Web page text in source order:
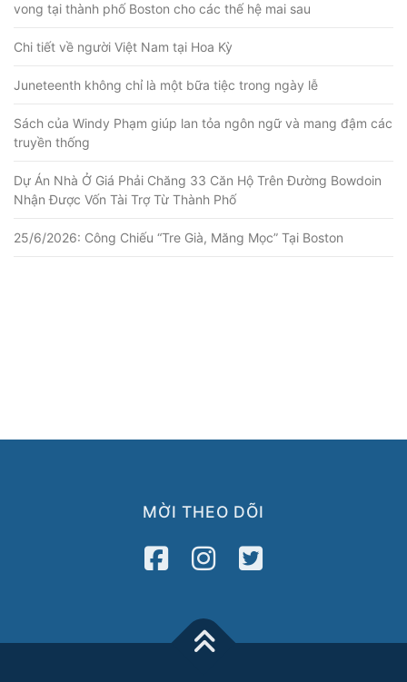
vong tại thành phố Boston cho các thế hệ mai sau
Chi tiết về người Việt Nam tại Hoa Kỳ
Juneteenth không chỉ là một bữa tiệc trong ngày lễ
Sách của Windy Phạm giúp lan tỏa ngôn ngữ và mang đậm các
truyền thống
Dự Án Nhà Ở Giá Phải Chăng 33 Căn Hộ Trên Đường Bowdoin
Nhận Được Vốn Tài Trợ Từ Thành Phố
25/6/2026: Công Chiếu “Tre Già, Măng Mọc” Tại Boston
MỜI THEO DÕI